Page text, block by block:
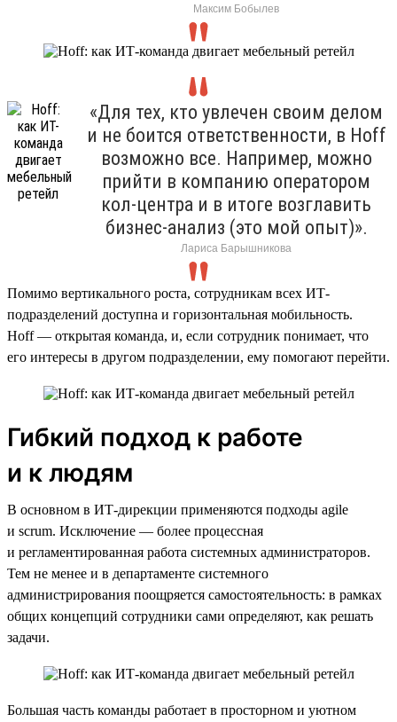
Максим Бобылев
«Для тех, кто увлечен своим делом
и не боится ответственности, в Hoff
возможно все. Например, можно
прийти в компанию оператором
кол-центра и в итоге возглавить
бизнес-анализ (это мой опыт)».
Лариса Барышникова
Помимо вертикального роста, сотрудникам всех ИТ-
подразделений доступна и горизонтальная мобильность.
Hoff — открытая команда, и, если сотрудник понимает, что
его интересы в другом подразделении, ему помогают перейти.
Гибкий подход к работе
и к людям
В основном в ИТ-дирекции применяются подходы agile
и scrum. Исключение — более процессная
и регламентированная работа системных администраторов.
Тем не менее и в департаменте системного
администрирования поощряется самостоятельность: в рамках
общих концепций сотрудники сами определяют, как решать
задачи.
Большая часть команды работает в просторном и уютном